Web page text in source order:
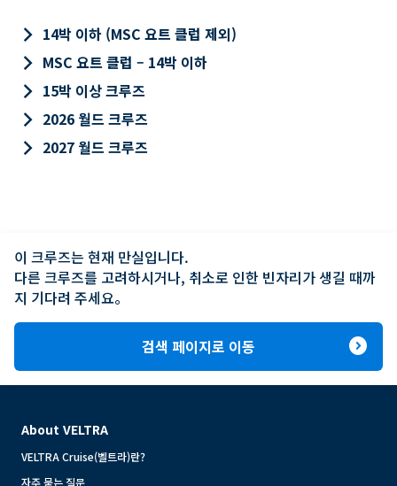
keyboard_arrow_right 14박 이하 (MSC 요트 클럽 제외)
keyboard_arrow_right MSC 요트 클럽 – 14박 이하
keyboard_arrow_right 15박 이상 크루즈
keyboard_arrow_right 2026 월드 크루즈
keyboard_arrow_right 2027 월드 크루즈
이 크루즈는 현재 만실입니다.
다른 크루즈를 고려하시거나, 취소로 인한 빈자리가 생길 때까
지 기다려 주세요。
검색 페이지로 이동 expand_circle_right
About VELTRA
VELTRA Cruise(벨트라)란?
자주 묻는 질문